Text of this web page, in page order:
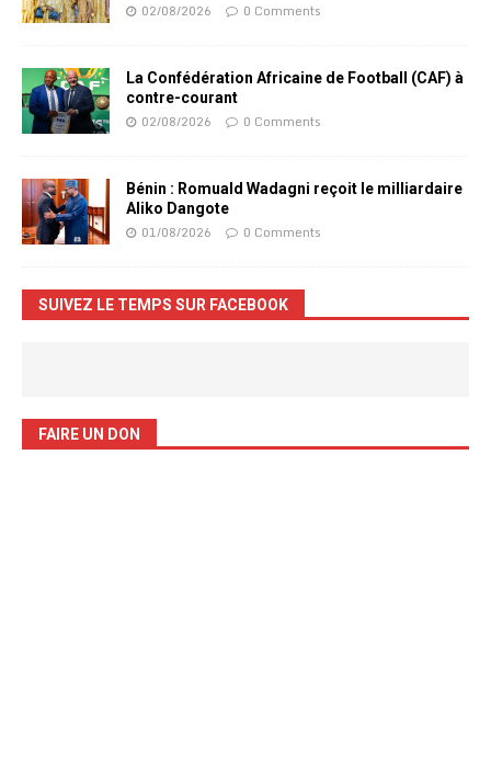
02/08/2026 0 Comments
La Confédération Africaine de Football (CAF) à
contre-courant
02/08/2026 0 Comments
Bénin : Romuald Wadagni reçoit le milliardaire
Aliko Dangote
01/08/2026 0 Comments
SUIVEZ LE TEMPS SUR FACEBOOK
FAIRE UN DON